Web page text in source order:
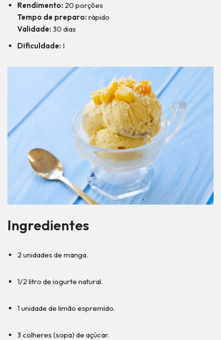
Rendimento: 20 porções
Tempo de preparo: rápido
Validade: 30 dias
Dificuldade: I
Ingredientes
2 unidades de manga.
1/2 litro de iogurte natural.
1 unidade de limão espremido.
3 colheres (sopa) de açúcar.